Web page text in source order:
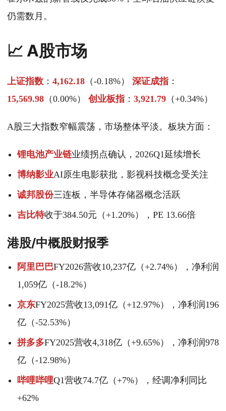
仍需数月。
📈 A股市场
上证指数 ： 4,162.18 （-0.18%） 深证成指 ：
15,569.98 （0.00%） 创业板指 ： 3,921.79 （+0.34%）
A股三大指数窄幅震荡，市场整体平淡。板块方面：
锂电池产业链业绩拐点确认，2026Q1延续增长
博纳影业AI原生电影获批，影视科技概念受关注
诚邦股份三连板，半导体存储器概念活跃
吉比特收于384.50元（+1.20%），PE 13.66倍
港股/中概股财报季
阿里巴巴FY2026营收10,237亿（+2.74%），净利润
1,059亿（-18.2%）
京东FY2025营收13,091亿（+12.97%），净利润196
亿（-52.53%）
拼多多FY2025营收4,318亿（+9.65%），净利润978
亿（-12.98%）
哔哩哔哩Q1营收74.7亿（+7%），经调净利同比
+62%